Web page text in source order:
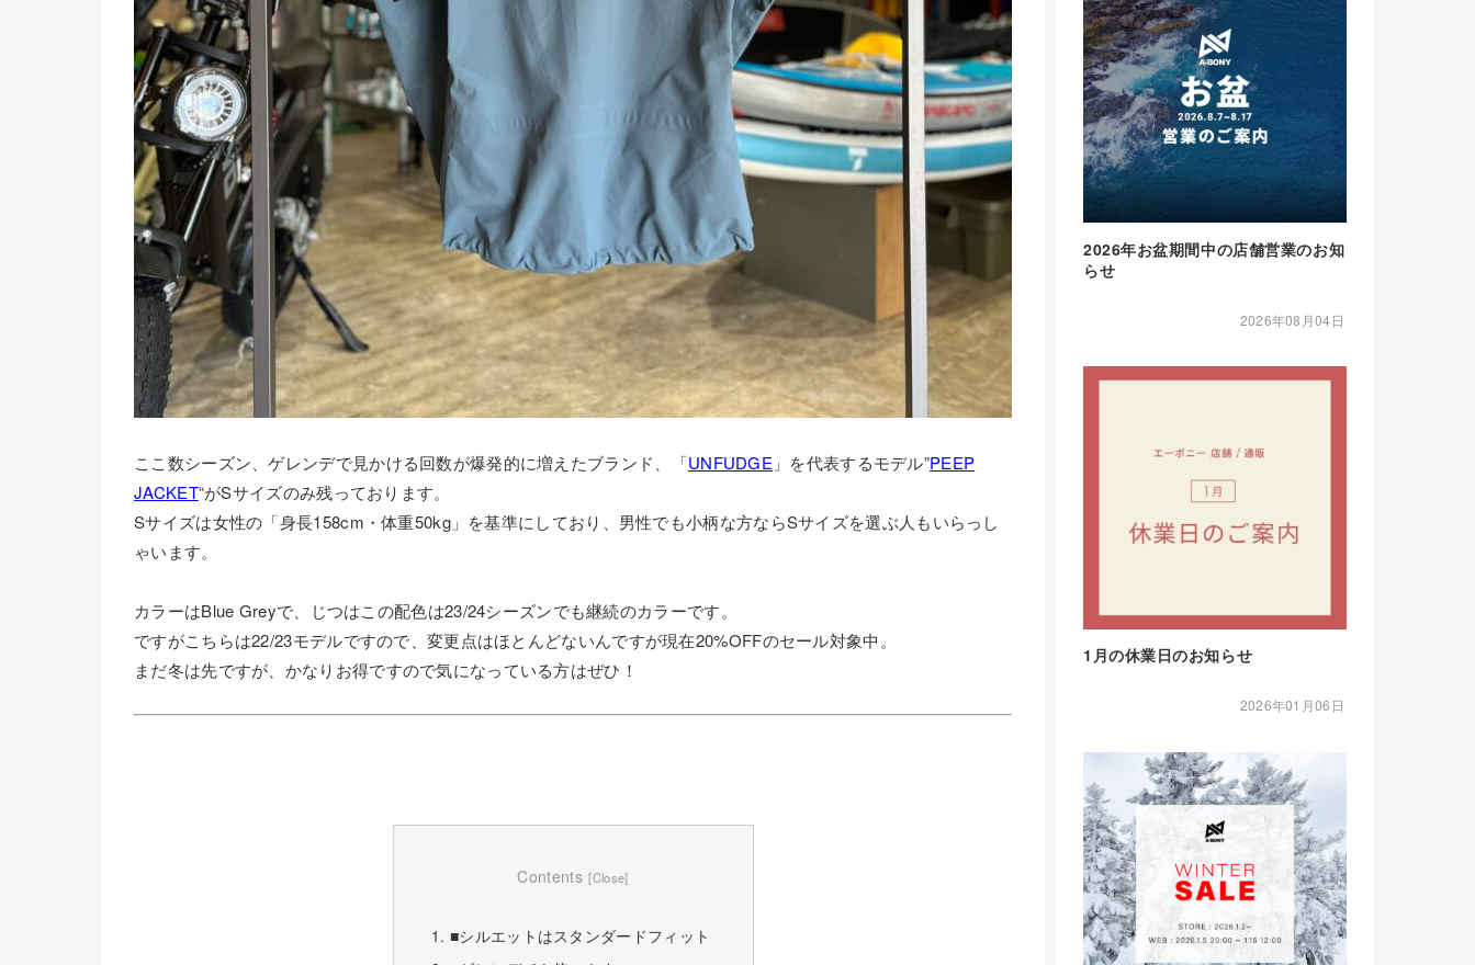
ここ数シーズン、ゲレンデで見かける回数が爆発的に増えたブランド、「UNFUDGE 」を代表するモデル”PEEP
JACKET“がSサイズのみ残っております。
Sサイズは女性の「身長158cm・体重50kg」を基準にしており、男性でも小柄な方ならSサイズを選ぶ人もいらっし
ゃいます。
カラーはBlue Greyで、じつはこの配色は23/24シーズンでも継続のカラーです。
ですがこちらは22/23モデルですので、変更点はほとんどないんですが現在20%OFFのセール対象中。
まだ冬は先ですが、かなりお得ですので気になっている方はぜひ！
Contents
■シルエットはスタンダードフィット
2026年お盆期間中の店舗営業のお知
らせ
2026年08月04日
1月の休業日のお知らせ
2026年01月06日